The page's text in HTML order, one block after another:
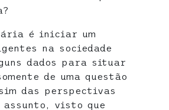
é iniciar um
na sociedade
dados para situar
de uma questão
das perspectivas
visto que